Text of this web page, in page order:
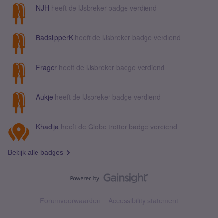
je een sms om te laten weten dat je op een satellietnetwerk zit en
wat de kosten daarvan zijn. Maar die sms heb ik niet gehad...
Maar nu wel de kosten...
NJH heeft de IJsbreker badge verdiend
BadslipperK heeft de IJsbreker badge verdiend
Frager heeft de IJsbreker badge verdiend
Aukje heeft de IJsbreker badge verdiend
Khadija heeft de Globe trotter badge verdiend
Bekijk alle badges
Forumvoorwaarden Accessibility statement